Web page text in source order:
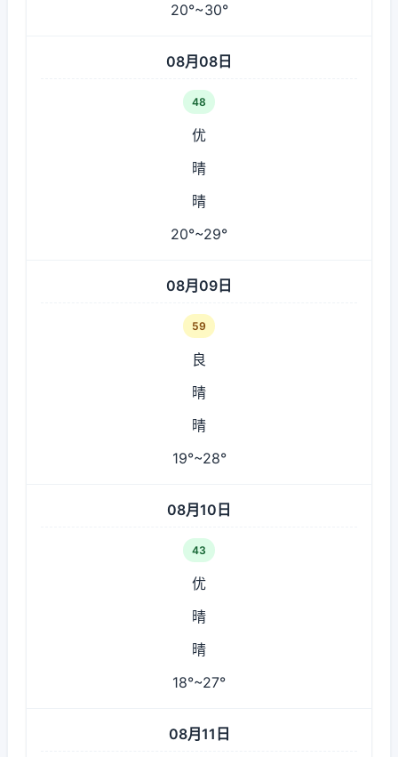
20°~30°
08月08日
48
优
晴
晴
20°~29°
08月09日
59
良
晴
晴
19°~28°
08月10日
43
优
晴
晴
18°~27°
08月11日